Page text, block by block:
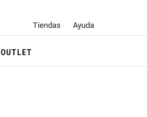
Tiendas Ayuda
OUTLET